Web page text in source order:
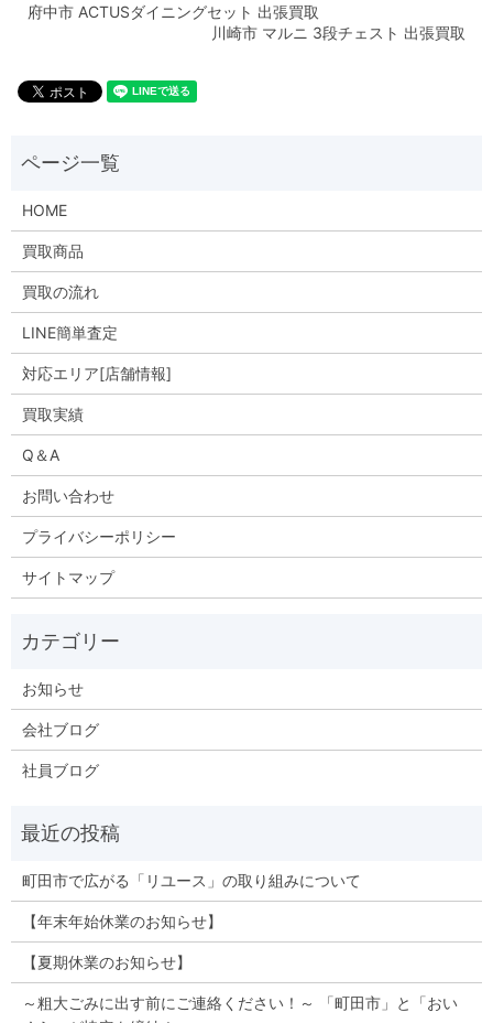
府中市 ACTUSダイニングセット 出張買取
川崎市 マルニ 3段チェスト 出張買取
HOME
買取商品
買取の流れ
LINE簡単査定
対応エリア[店舗情報]
買取実績
Q＆A
お問い合わせ
プライバシーポリシー
サイトマップ
お知らせ
会社ブログ
社員ブログ
町田市で広がる「リユース」の取り組みについて
【年末年始休業のお知らせ】
【夏期休業のお知らせ】
～粗大ごみに出す前にご連絡ください！～ 「町田市」と「おい